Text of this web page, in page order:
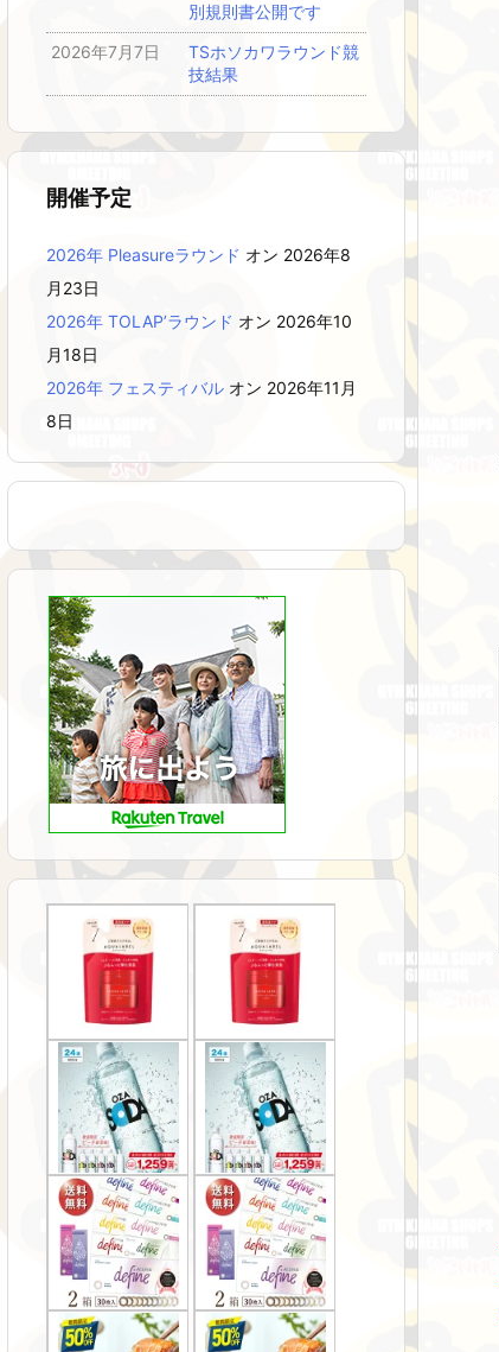
別規則書公開です
2026年7月7日
TSホソカワラウンド競
技結果
開催予定
2026年 Pleasureラウンド オン 2026年8
月23日
2026年 TOLAP’ラウンド オン 2026年10
月18日
2026年 フェスティバル オン 2026年11月
8日